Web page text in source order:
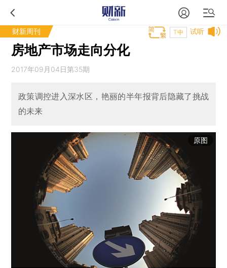
财新周刊 试听
T中
房地产市场走向分化
2017年09月04日第35期
政策调控进入深水区，艳丽的半年报背后隐藏了挑战
的未来
原图